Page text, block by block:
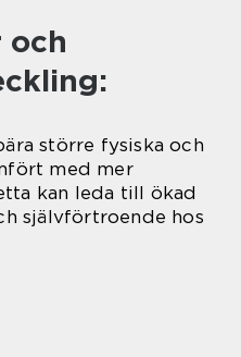
och
större fysiska och
med mer
kan leda till ökad
självförtroende hos